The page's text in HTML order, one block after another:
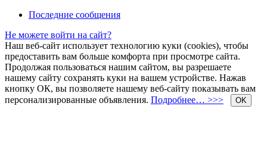
Последние сообщения
Не можете войти на сайт?
Наш веб-сайт использует технологию куки (cookies), чтобы
предоставить вам больше комфорта при просмотре сайта.
Продолжая пользоваться нашим сайтом, вы разрешаете
нашему сайту сохранять куки на вашем устройстве. Нажав
кнопку ОК, вы позволяете нашему веб-сайту показывать вам
персонализированные объявления. Подробнее… >>> OK